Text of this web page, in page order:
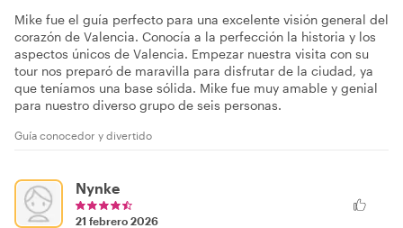
Mike fue el guía perfecto para una excelente visión general del
corazón de Valencia. Conocía a la perfección la historia y los
aspectos únicos de Valencia. Empezar nuestra visita con su
tour nos preparó de maravilla para disfrutar de la ciudad, ya
que teníamos una base sólida. Mike fue muy amable y genial
para nuestro diverso grupo de seis personas.
Guía conocedor y divertido
Nynke
21 febrero 2026